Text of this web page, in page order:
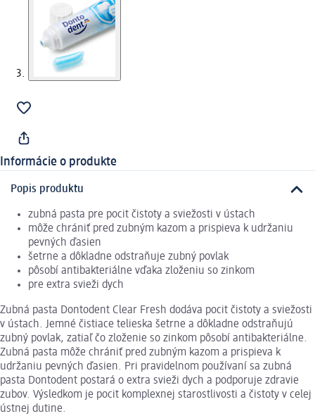
Informácie o produkte
Popis produktu
zubná pasta pre pocit čistoty a sviežosti v ústach
môže chrániť pred zubným kazom a prispieva k udržaniu
pevných ďasien
šetrne a dôkladne odstraňuje zubný povlak
pôsobí antibakteriálne vďaka zloženiu so zinkom
pre extra svieži dych
Zubná pasta Dontodent Clear Fresh dodáva pocit čistoty a sviežosti
v ústach. Jemné čistiace telieska šetrne a dôkladne odstraňujú
zubný povlak, zatiaľ čo zloženie so zinkom pôsobí antibakteriálne.
Zubná pasta môže chrániť pred zubným kazom a prispieva k
udržaniu pevných ďasien. Pri pravidelnom používaní sa zubná
pasta Dontodent postará o extra svieži dych a podporuje zdravie
zubov. Výsledkom je pocit komplexnej starostlivosti a čistoty v celej
ústnej dutine.